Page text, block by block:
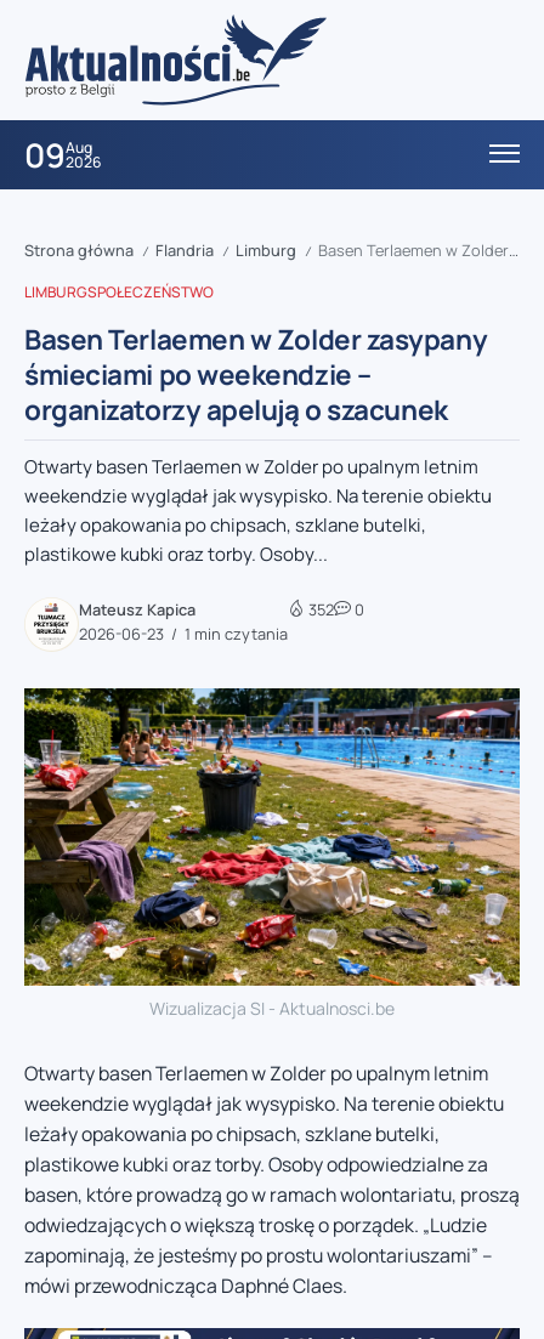
09Aug
2026
Strona główna / Flandria / Limburg / Basen Terlaemen w Zolder zasypany śmieciami po weekendzie – organizatorzy apelują o szacunek
LIMBURGSPOŁECZEŃSTWO
Basen Terlaemen w Zolder zasypany
śmieciami po weekendzie –
organizatorzy apelują o szacunek
Otwarty basen Terlaemen w Zolder po upalnym letnim
weekendzie wyglądał jak wysypisko. Na terenie obiektu
leżały opakowania po chipsach, szklane butelki,
plastikowe kubki oraz torby. Osoby...
Mateusz Kapica
2026-06-23
1 min czytania
352 0
Wizualizacja SI - Aktualnosci.be
Otwarty basen Terlaemen w Zolder po upalnym letnim
weekendzie wyglądał jak wysypisko. Na terenie obiektu
leżały opakowania po chipsach, szklane butelki,
plastikowe kubki oraz torby. Osoby odpowiedzialne za
basen, które prowadzą go w ramach wolontariatu, proszą
odwiedzających o większą troskę o porządek. „Ludzie
zapominają, że jesteśmy po prostu wolontariuszami” –
mówi przewodnicząca Daphné Claes.